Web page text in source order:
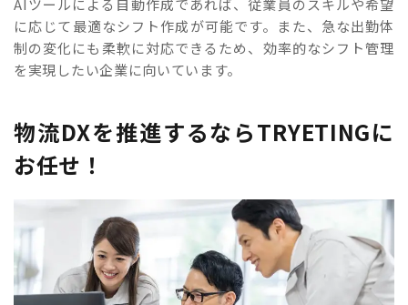
AIツールによる自動作成であれば、従業員のスキルや希望
に応じて最適なシフト作成が可能です。また、急な出勤体
制の変化にも柔軟に対応できるため、効率的なシフト管理
を実現したい企業に向いています。
物流DXを推進するならTRYETINGに
お任せ！